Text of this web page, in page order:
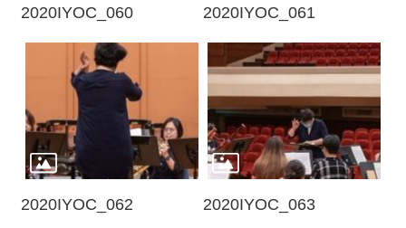
2020IYOC_060 2020IYOC_061
2020IYOC_062 2020IYOC_063